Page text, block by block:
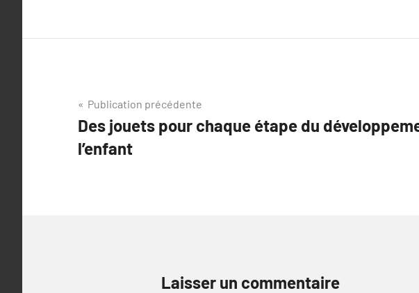
Navigation
de
l’article
Publication précédente
Des jouets pour chaque étape du
l’enfant
Laisser un commentaire